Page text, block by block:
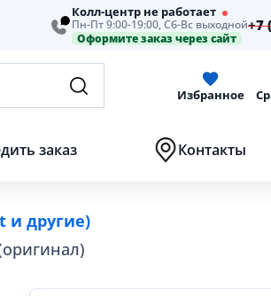
Колл-центр не работает
Пн-Пт 9:00-19:00, Сб-Вс выходной
Оформите заказ через сайт
+7
Избранное
заказ Контакты
и другие)